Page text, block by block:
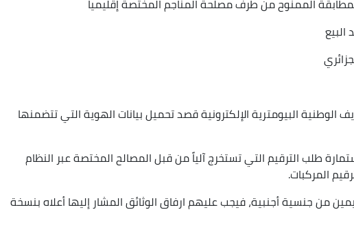
الوطنية البيومترية الإلكترونية قصد تحميل بيانات الهوية التي تتضمنها
طلب الترقيم التي تستخرج آلياً من قبل المصالح المختصة عبر النظام
المركبات.
من جنسية أجنبية، فيجب عليهم ارفاق الوثائق المشار إليها أعلاه بنسخة